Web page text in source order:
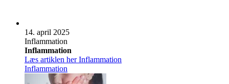
14. april 2025
Inf­lam­ma­tion
Inf­lam­ma­tion
Læs artiklen herInf­lam­ma­tion
Inf­lam­ma­tion